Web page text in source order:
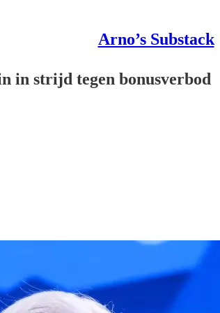
Arno’s Substack
in strijd tegen bonusverbod